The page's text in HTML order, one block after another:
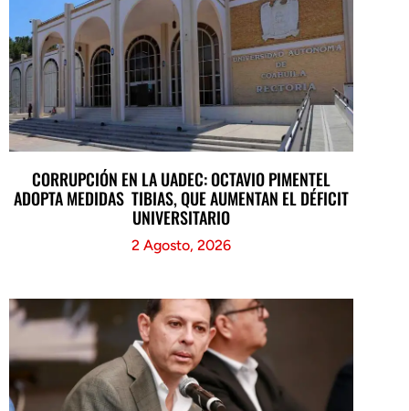
CORRUPCIÓN EN LA UADEC: OCTAVIO PIMENTEL
ADOPTA MEDIDAS TIBIAS, QUE AUMENTAN EL DÉFICIT
UNIVERSITARIO
2 Agosto, 2026